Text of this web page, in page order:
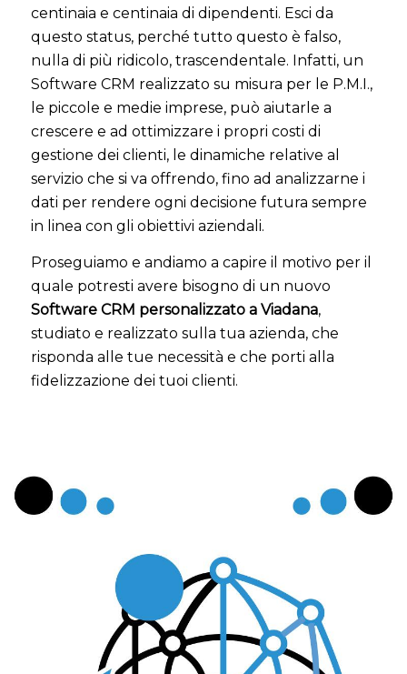
centinaia e centinaia di dipendenti. Esci da
questo status, perché tutto questo è falso,
nulla di più ridicolo, trascendentale. Infatti, un
Software CRM realizzato su misura per le P.M.I.,
le piccole e medie imprese, può aiutarle a
crescere e ad ottimizzare i propri costi di
gestione dei clienti, le dinamiche relative al
servizio che si va offrendo, fino ad analizzarne i
dati per rendere ogni decisione futura sempre
in linea con gli obiettivi aziendali.
Proseguiamo e andiamo a capire il motivo per il
quale potresti avere bisogno di un nuovo
Software CRM personalizzato a Viadana,
studiato e realizzato sulla tua azienda, che
risponda alle tue necessità e che porti alla
fidelizzazione dei tuoi clienti.